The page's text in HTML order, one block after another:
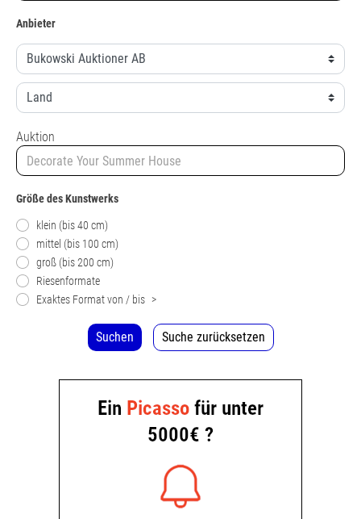
Anbieter
Auktion
Größe des Kunstwerks
klein (bis 40 cm)
mittel (bis 100 cm)
groß (bis 200 cm)
Riesenformate
Exaktes Format von / bis >
Suchen Suche zurücksetzen